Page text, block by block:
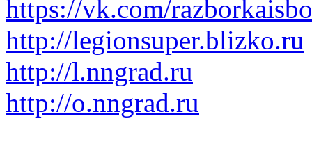
https://vk.com/
http://legionsuper.blizko.ru
http://l.nngrad.ru
http://o.nngrad.ru